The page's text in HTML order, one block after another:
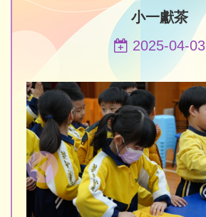
小一獻茶
2025-04-03